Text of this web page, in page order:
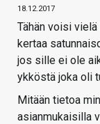
18.12.2017
Tähän voisi
kertaa
jos sille ei ole
ykköstä joka oli
Mitään tietoa
asianmukaisilla